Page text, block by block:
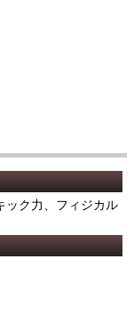
ック力、フィジカル